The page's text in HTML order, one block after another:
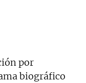
por
biográfico